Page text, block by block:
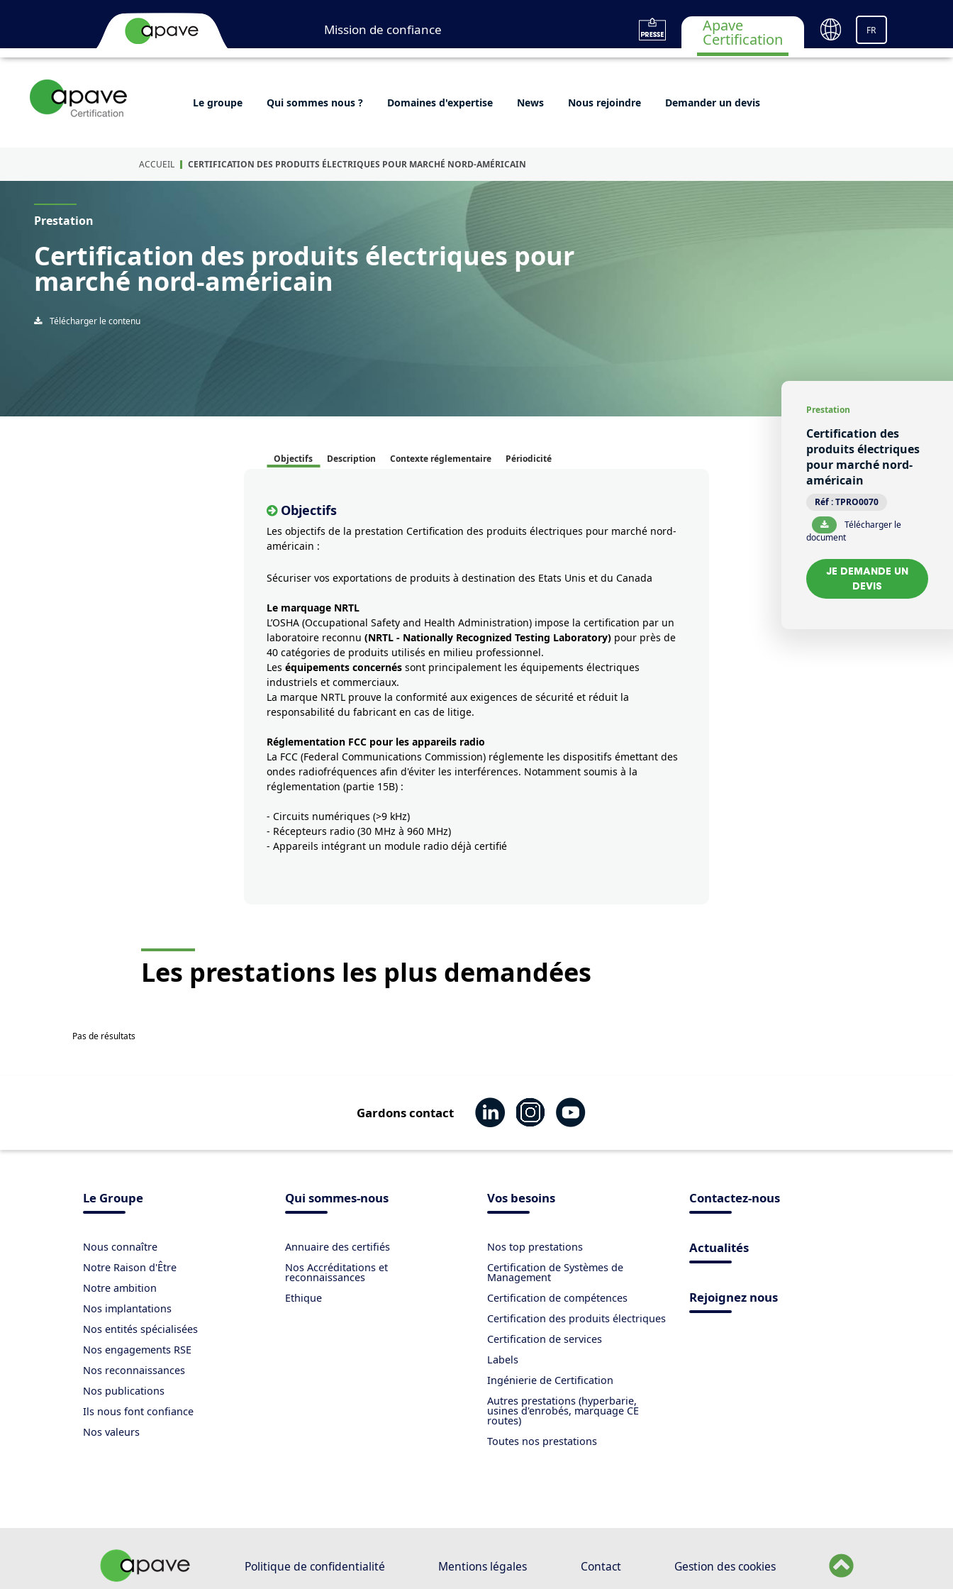
Mission de confiance Apave
Certification FR
Le groupe Qui sommes nous ? Domaines d'expertise News Nous rejoindre Demander un devis
ACCUEIL CERTIFICATION DES PRODUITS ÉLECTRIQUES POUR MARCHÉ NORD-AMÉRICAIN
Prestation
Certification des produits électriques pour
marché nord-américain
Télécharger le contenu
Objectifs Description Contexte réglementaire Périodicité
Objectifs
Les objectifs de la prestation Certification des produits électriques pour marché nord-
américain :
Sécuriser vos exportations de produits à destination des Etats Unis et du Canada
Le marquage NRTL
L’OSHA (Occupational Safety and Health Administration) impose la certification par un
laboratoire reconnu (NRTL - Nationally Recognized Testing Laboratory) pour près de
40 catégories de produits utilisés en milieu professionnel.
Les équipements concernés sont principalement les équipements électriques
industriels et commerciaux.
La marque NRTL prouve la conformité aux exigences de sécurité et réduit la
responsabilité du fabricant en cas de litige.
Réglementation FCC pour les appareils radio
La FCC (Federal Communications Commission) réglemente les dispositifs émettant des
ondes radiofréquences afin d'éviter les interférences. Notamment soumis à la
réglementation (partie 15B) :
- Circuits numériques (>9 kHz)
- Récepteurs radio (30 MHz à 960 MHz)
- Appareils intégrant un module radio déjà certifié
Prestation
Certification des
produits électriques
pour marché nord-
américain
Réf :TPRO0070
Télécharger le
document
JE DEMANDE UN
DEVIS
Les prestations les plus demandées
Pas de résultats
Gardons contact
Le Groupe
Nous connaître
Notre Raison d'Être
Notre ambition
Nos implantations
Nos entités spécialisées
Nos engagements RSE
Nos reconnaissances
Nos publications
Ils nous font confiance
Nos valeurs
Qui sommes-nous
Annuaire des certifiés
Nos Accréditations et
reconnaissances
Ethique
Vos besoins
Nos top prestations
Certification de Systèmes de
Management
Certification de compétences
Certification des produits électriques
Certification de services
Labels
Ingénierie de Certification
Autres prestations (hyperbarie,
usines d'enrobés, marquage CE
routes)
Toutes nos prestations
Contactez-nous
Actualités
Rejoignez nous
Politique de confidentialité Mentions légales Contact Gestion des cookies